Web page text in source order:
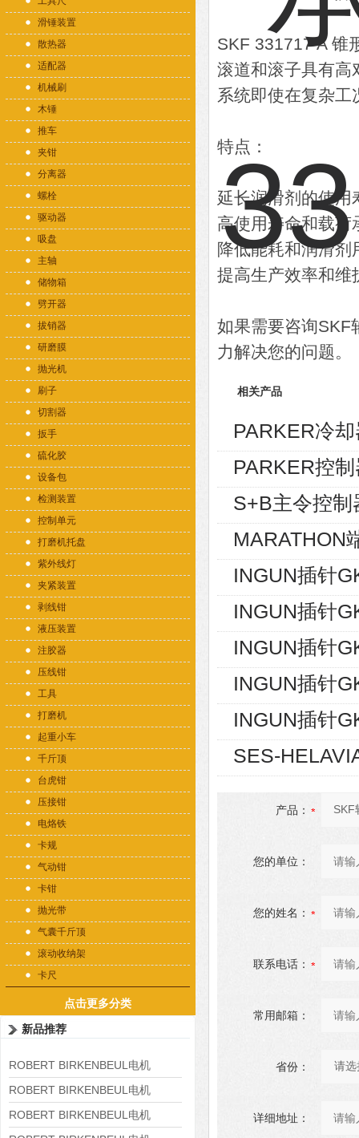
滑锤装置
散热器
适配器
机械刷
木锤
推车
夹钳
分离器
螺栓
驱动器
吸盘
主轴
储物箱
劈开器
拔销器
研磨膜
抛光机
刷子
切割器
扳手
硫化胶
设备包
检测装置
控制单元
打磨机托盘
紫外线灯
夹紧装置
剥线钳
液压装置
注胶器
压线钳
工具
打磨机
起重小车
千斤顶
台虎钳
压接钳
电烙铁
卡规
气动钳
卡钳
抛光带
气囊千斤顶
滚动收纳架
卡尺
点击更多分类
新品推荐
ROBERT BIRKENBEUL电机
8APE225M-4-IE3
ROBERT BIRKENBEUL电机
8APE180L-4 IE3
ROBERT BIRKENBEUL电机
SKF 331717 A 锥
滚道和滚子具有高
系统即使在复杂
特点：
延长润滑剂的使用
高使用寿命和载荷
降低能耗和润滑剂
提高生产效率和维
如果需要咨询SKF
力解决您的问题。
相关产品
PARKER冷
PARKER控
S+B主令控
MARATHON
INGUN插针
INGUN插针
INGUN插针
INGUN插针
INGUN插针
SES-
产品：
您的单位：
您的姓名：
联系电话：
常用邮箱：
省份：
详细地址：